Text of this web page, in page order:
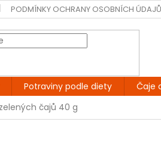
PODMÍNKY OCHRANY OSOBNÍCH ÚDAJŮ
Potraviny podle diety Čaje
čajů 40 g